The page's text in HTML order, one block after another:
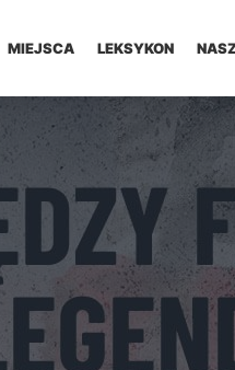
MIEJSCA LEKSYKON